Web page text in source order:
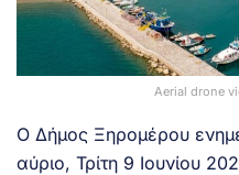
Aerial drone
Ο Δήμος Ξηρομέρου
αύριο, Τρίτη 9 Ιουνίου